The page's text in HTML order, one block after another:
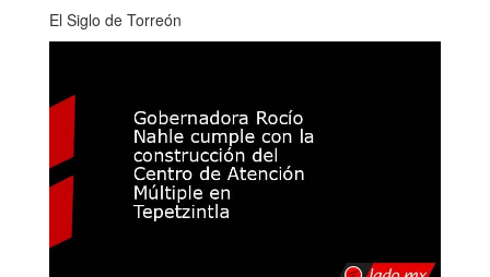
El Siglo de Torreón